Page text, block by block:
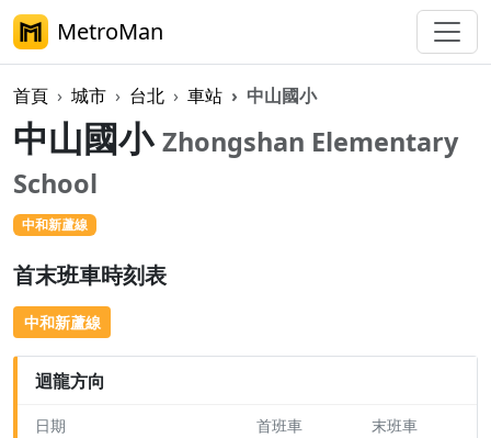
MetroMan
首頁 城市 台北 車站 中山國小
中山國小 Zhongshan Elementary
School
中和新蘆線
首末班車時刻表
中和新蘆線
迴龍方向
日期 首班車 末班車